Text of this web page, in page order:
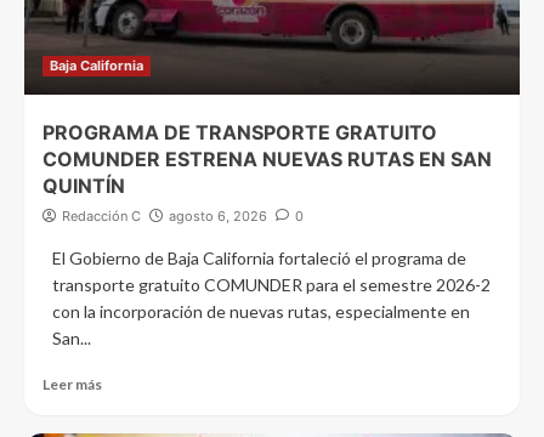
Baja California
PROGRAMA DE TRANSPORTE GRATUITO
COMUNDER ESTRENA NUEVAS RUTAS EN SAN
QUINTÍN
Redacción C agosto 6, 2026 0
El Gobierno de Baja California fortaleció el programa de
transporte gratuito COMUNDER para el semestre 2026-2
con la incorporación de nuevas rutas, especialmente en
San...
Leer más